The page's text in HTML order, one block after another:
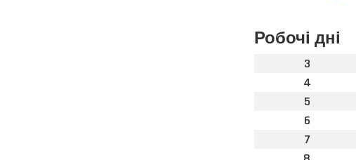
Робочі дні
3
4
5
6
7